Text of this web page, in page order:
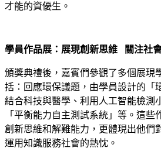
才能的資優生。
學員作品展：展現創新思維 關注社
頒獎典禮後，嘉賓們參觀了多個展現
括：回應環保議題，由學員設計的「
結合科技與醫學、利用人工智能檢測
「平衡能力自主測試系統」等。這些
創新思維和解難能力，更體現出他們
運用知識服務社會的熱忱。